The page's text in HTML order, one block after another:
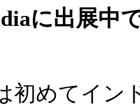
に出展中
初めてイン